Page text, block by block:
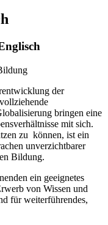
der
bringen eine
mit sich.
zu können, ist ein
unverzichtbarer
Bildung.
ein geeignetes
von Wissen und
für weiterführendes,